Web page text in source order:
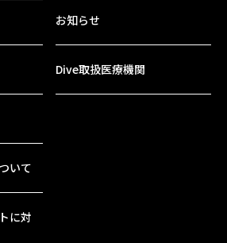
お知らせ
Dive取扱医療機関
いて
に対